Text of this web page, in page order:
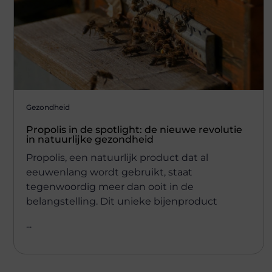
Gezondheid
Propolis in de spotlight: de nieuwe revolutie
in natuurlijke gezondheid
Propolis, een natuurlijk product dat al
eeuwenlang wordt gebruikt, staat
tegenwoordig meer dan ooit in de
belangstelling. Dit unieke bijenproduct
...